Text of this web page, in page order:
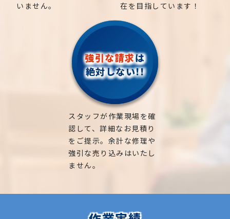
いません。
在を目指しています！
強引な請求は
絶対しない!!
スタッフが作業現場を確
認して、詳細なお見積り
をご提示。余計な修理や
強引な売り込みはいたし
ません。